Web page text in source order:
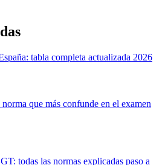
tabla completa actualizada 2026
que más confunde en el examen
todas las normas explicadas paso a